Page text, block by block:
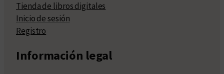
Tienda de libros digitales
Inicio de sesión
Registro
Información legal